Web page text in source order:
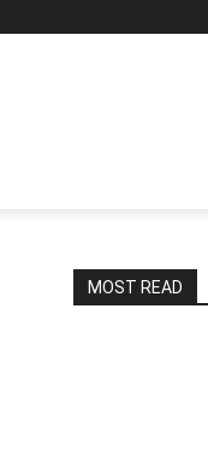
MOST READ